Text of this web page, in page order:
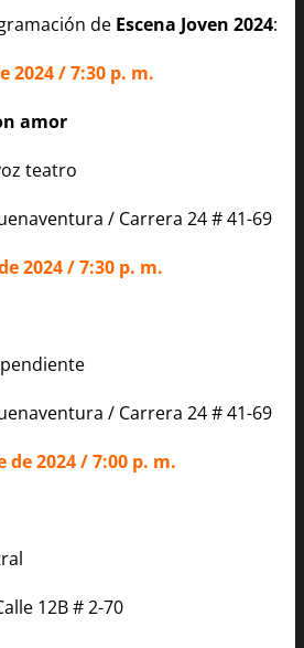
de Escena Joven 2024:
2024 / 7:30 p. m.
amor
teatro
/ Carrera 24 # 41-69
2024 / 7:30 p. m.
/ Carrera 24 # 41-69
de 2024 / 7:00 p. m.
12B # 2-70